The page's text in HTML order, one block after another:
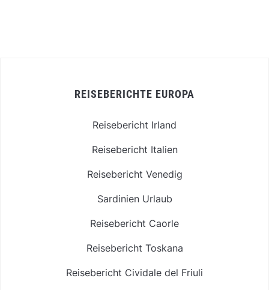
REISEBERICHTE EUROPA
Reisebericht Irland
Reisebericht Italien
Reisebericht Venedig
Sardinien Urlaub
Reisebericht Caorle
Reisebericht Toskana
Reisebericht Cividale del Friuli